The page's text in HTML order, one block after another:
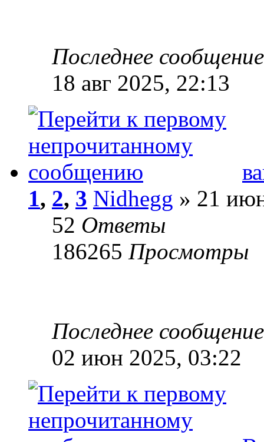
Последнее
18 авг 2025, 22:13
1, 2, 3 Nidhegg » 21
52 Ответы
186265 Просмотры
Последнее
02 июн 2025, 03:22